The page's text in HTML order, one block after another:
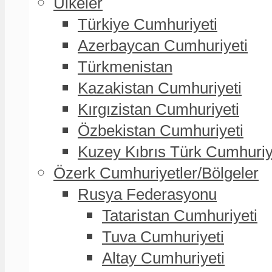
Türkiye Cumhuriyeti
Azerbaycan Cumhuriyeti
Türkmenistan
Kazakistan Cumhuriyeti
Kırgızistan Cumhuriyeti
Özbekistan Cumhuriyeti
Kuzey Kıbrıs Türk
Özerk Cumhuriyetler/Bölgeler
Rusya Federasyonu
Tataristan Cumhuriyeti
Tuva Cumhuriyeti
Altay Cumhuriyeti